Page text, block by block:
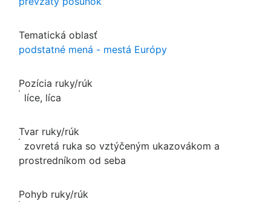
Tematická oblasť
podstatné mená - mestá Európy
Pozícia ruky/rúk
líce, líca
Tvar ruky/rúk
zovretá ruka so vztýčeným ukazovákom a
prostredníkom od seba
Pohyb ruky/rúk